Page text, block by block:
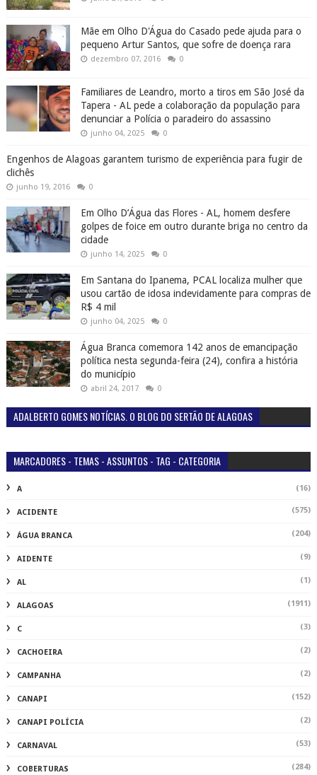
Mãe em Olho D'Água do Casado pede ajuda para o
pequeno Artur Santos, que sofre de doença rara
dezembro 07, 2016 0
Familiares de Leandro, morto a tiros em São José da
Tapera - AL pede a colaboração da população para
denunciar a Polícia o paradeiro do assassino
junho 04, 2025 0
Engenhos de Alagoas garantem turismo de experiência para fugir de
clichês
junho 19, 2016 0
Em Olho D’Água das Flores - AL, homem desfere
golpes de foice em outro durante briga no centro da
cidade
junho 14, 2025 0
Em Santana do Ipanema, PCAL localiza mulher que
usou cartão de idosa indevidamente para compras de
R$ 4 mil
junho 04, 2025 0
Água Branca comemora 142 anos de emancipação
política nesta segunda-feira (24), confira a história
do município
abril 24, 2017 0
ADALBERTO GOMES NOTÍCIAS. O BLOG DO SERTÃO DE ALAGOAS
MARCADORES - TEMAS - ASSUNTOS - TAG - CATEGORIA
A (16)
ACIDENTE (575)
ÁGUA BRANCA (204)
AIDENTE (9)
AL (1)
ALAGOAS (1911)
C (3)
CACHOEIRA (2)
CAMPANHA (2)
CANAPI (152)
CANAPI POLÍCIA (2)
CARNAVAL (53)
COBERTURAS (284)